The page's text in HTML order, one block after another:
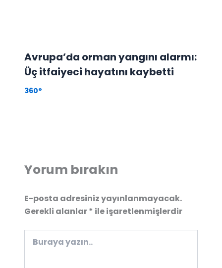
Avrupa’da orman yangını alarmı:
Üç itfaiyeci hayatını kaybetti
360°
Yorum bırakın
E-posta adresiniz yayınlanmayacak.
Gerekli alanlar* ile işaretlenmişlerdir
yazın..